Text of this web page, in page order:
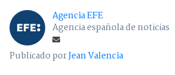
Agencia EFE
Agencia española de noticias
Publicado porJean Valencia